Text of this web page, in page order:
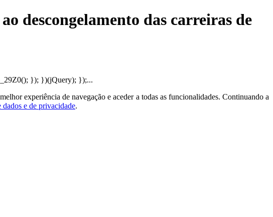
descongelamento das carreiras de
}); })(jQuery); });...
experiência de navegação e aceder a todas as funcionalidades. Continuando a
e de privacidade.